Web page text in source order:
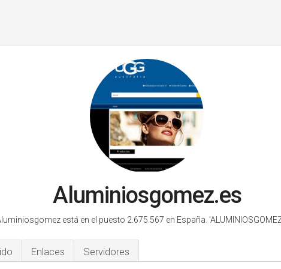
Aluminiosgomez.es
está en el puesto 2.675.567 en España.
Enlaces Servidores